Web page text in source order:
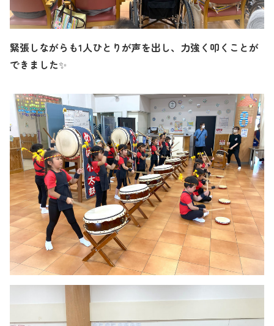
緊張しながらも1人ひとりが声を出し、力強く叩くことが
できました✨